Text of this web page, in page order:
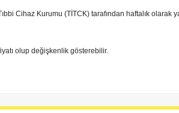
Cihaz Kurumu (TİTCK) tarafından haftalık olarak
olup değişkenlik gösterebilir.